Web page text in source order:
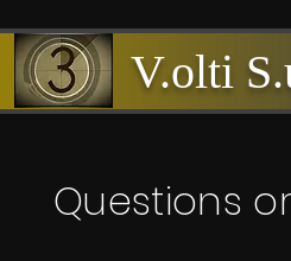
V.olti
Questions